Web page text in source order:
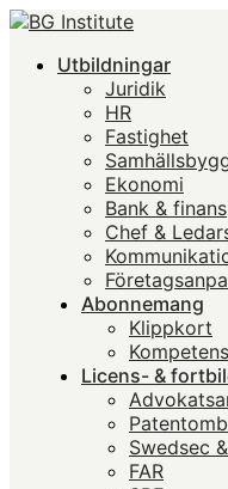
Utbildningar
Juridik
HR
Fastighet
Ekonomi
Bank & finans
Chef &
Abonnemang
Klippkort
Licens- &
Swedsec
FAR